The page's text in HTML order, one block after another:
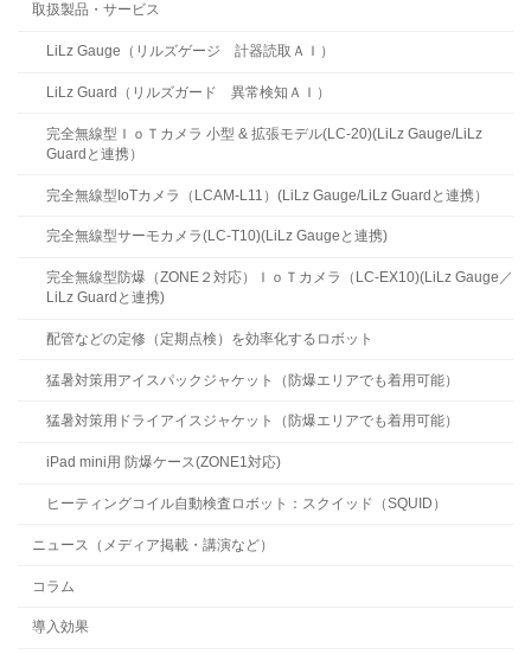
取扱製品・サービス
LiLz Gauge（リルズゲージ 計器読取ＡＩ）
LiLz Guard（リルズガード 異常検知ＡＩ）
完全無線型ＩｏＴカメラ 小型 & 拡張モデル(LC-20)(LiLz Gauge/LiLz
Guardと連携）
完全無線型IoTカメラ（LCAM-L11）(LiLz Gauge/LiLz Guardと連携）
完全無線型サーモカメラ(LC-T10)(LiLz Gaugeと連携)
完全無線型防爆（ZONE２対応）ＩｏＴカメラ（LC-EX10)(LiLz Gauge／
LiLz Guardと連携)
配管などの定修（定期点検）を効率化するロボット
猛暑対策用アイスパックジャケット（防爆エリアでも着用可能）
猛暑対策用ドライアイスジャケット（防爆エリアでも着用可能）
iPad mini用 防爆ケース(ZONE1対応)
ヒーティングコイル自動検査ロボット：スクイッド（SQUID）
ニュース（メディア掲載・講演など）
コラム
導入効果